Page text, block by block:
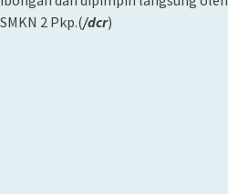
2 Pkp.(/dcr)